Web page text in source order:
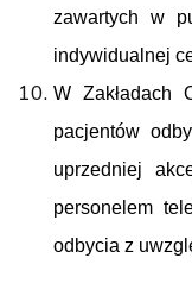
zawartych w
indywidualnej
W Zakładach
pacjentów
uprzedniej
personelem
odbycia z